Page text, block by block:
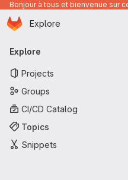
Bonjour à tous et bienvenue sur
Skip to main content
Homepage
Explore
Primary
Explore
Projects
Groups
CI/CD Catalog
Topics
Snippets